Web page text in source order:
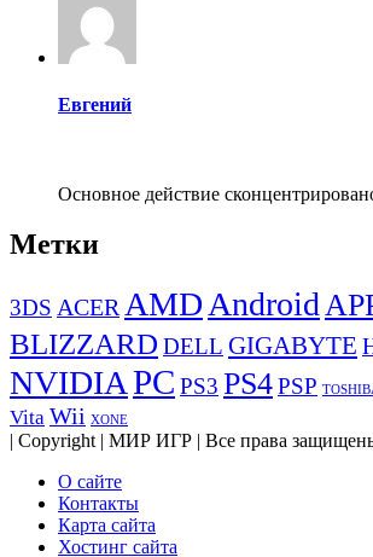
Евгений
Основное действие
Метки
3DS ACER AMDAndroid
BLIZZARD DELL GIGABYTE
NVIDIAPC PS3 PS4PSP
Vita Wii XONE
| Copyright | МИР ИГР | Все права
О сайте
Контакты
Карта сайта
Хостинг сайта